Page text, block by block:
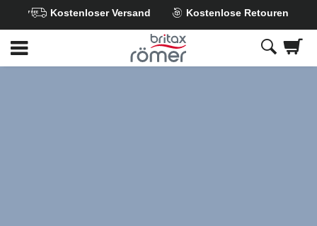
Hauptinhalt
springen
Kostenloser Versand Kostenlose Retouren